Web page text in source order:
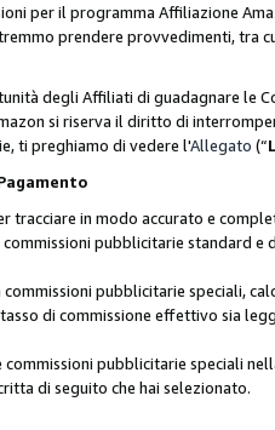
per il programma Affiliazione
prendere provvedimenti, tra
degli Affiliati di guadagnare le
si riserva il diritto di
ti preghiamo di vedere l'Allegato (“
tracciare in modo accurato e
pubblicitarie standard
pubblicitarie speciali,
di commissione effettivo sia
pubblicitarie speciali
di seguito che hai selezionato.